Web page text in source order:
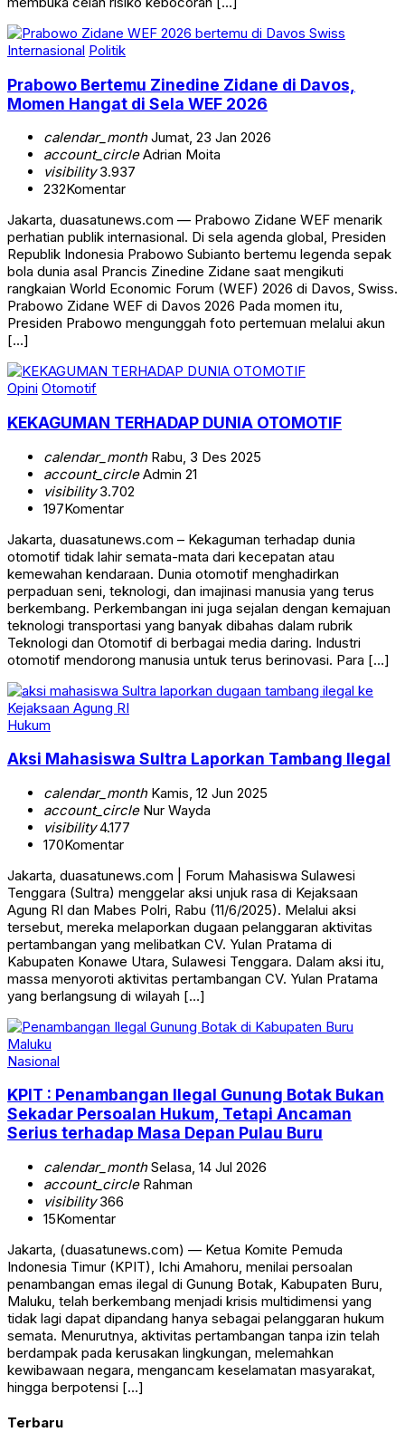
Internasional Politik
Prabowo Bertemu Zinedine Zidane di Davos,
Momen Hangat di Sela WEF 2026
calendar_monthJumat, 23 Jan 2026
account_circleAdrian Moita
visibility3.937
232Komentar
Jakarta, duasatunews.com — Prabowo Zidane WEF menarik
perhatian publik internasional. Di sela agenda global, Presiden
Republik Indonesia Prabowo Subianto bertemu legenda sepak
bola dunia asal Prancis Zinedine Zidane saat mengikuti
rangkaian World Economic Forum (WEF) 2026 di Davos, Swiss.
Prabowo Zidane WEF di Davos 2026 Pada momen itu,
Presiden Prabowo mengunggah foto pertemuan melalui akun
[…]
Opini Otomotif
KEKAGUMAN TERHADAP DUNIA OTOMOTIF
calendar_monthRabu, 3 Des 2025
account_circleAdmin 21
visibility3.702
197Komentar
Jakarta, duasatunews.com – Kekaguman terhadap dunia
otomotif tidak lahir semata-mata dari kecepatan atau
kemewahan kendaraan. Dunia otomotif menghadirkan
perpaduan seni, teknologi, dan imajinasi manusia yang terus
berkembang. Perkembangan ini juga sejalan dengan kemajuan
teknologi transportasi yang banyak dibahas dalam rubrik
Teknologi dan Otomotif di berbagai media daring. Industri
otomotif mendorong manusia untuk terus berinovasi. Para […]
Hukum
Aksi Mahasiswa Sultra Laporkan Tambang Ilegal
calendar_monthKamis, 12 Jun 2025
account_circleNur Wayda
visibility4.177
170Komentar
Jakarta, duasatunews.com | Forum Mahasiswa Sulawesi
Tenggara (Sultra) menggelar aksi unjuk rasa di Kejaksaan
Agung RI dan Mabes Polri, Rabu (11/6/2025). Melalui aksi
tersebut, mereka melaporkan dugaan pelanggaran aktivitas
pertambangan yang melibatkan CV. Yulan Pratama di
Kabupaten Konawe Utara, Sulawesi Tenggara. Dalam aksi itu,
massa menyoroti aktivitas pertambangan CV. Yulan Pratama
yang berlangsung di wilayah […]
Nasional
KPIT : Penambangan Ilegal Gunung Botak Bukan
Sekadar Persoalan Hukum, Tetapi Ancaman
Serius terhadap Masa Depan Pulau Buru
calendar_monthSelasa, 14 Jul 2026
account_circleRahman
visibility366
15Komentar
Jakarta, (duasatunews.com) — Ketua Komite Pemuda
Indonesia Timur (KPIT), Ichi Amahoru, menilai persoalan
penambangan emas ilegal di Gunung Botak, Kabupaten Buru,
Maluku, telah berkembang menjadi krisis multidimensi yang
tidak lagi dapat dipandang hanya sebagai pelanggaran hukum
semata. Menurutnya, aktivitas pertambangan tanpa izin telah
berdampak pada kerusakan lingkungan, melemahkan
kewibawaan negara, mengancam keselamatan masyarakat,
hingga berpotensi […]
Terbaru